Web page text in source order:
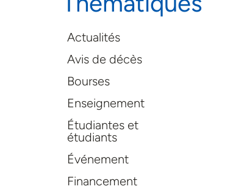
Actualités
Avis de décès
Bourses
Enseignement
Étudiantes et
étudiants
Événement
Financement